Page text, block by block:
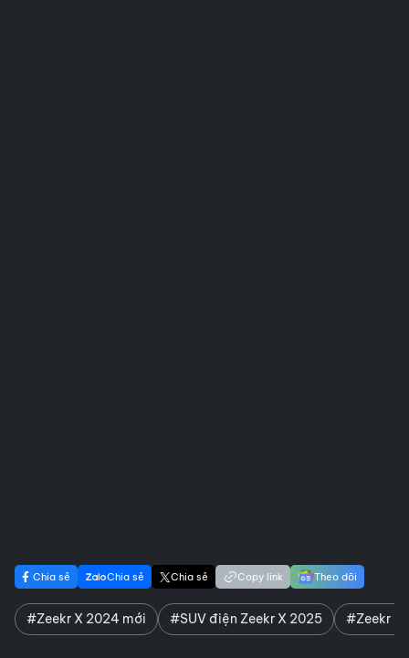
Chia sẻ Chia sẻ Chia sẻ Copy link Theo dõi
#Zeekr X 2024 mới #SUV điện Zeekr X 2025 #Zeekr X